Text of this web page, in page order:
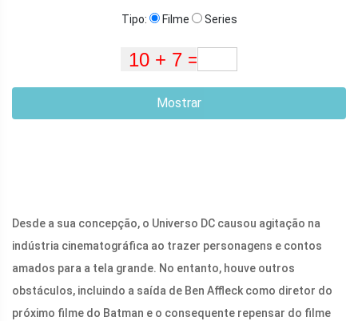
Tipo: Filme Series
Mostrar
Desde a sua concepção, o Universo DC causou agitação na
indústria cinematográfica ao trazer personagens e contos
amados para a tela grande. No entanto, houve outros
obstáculos, incluindo a saída de Ben Affleck como diretor do
próximo filme do Batman e o consequente repensar do filme